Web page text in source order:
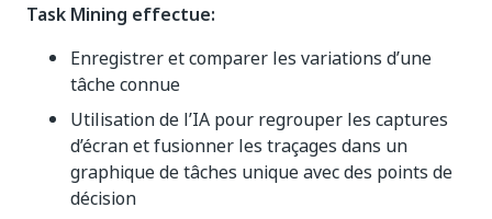
Task Mining effectue:
Enregistrer et comparer les variations d’une
tâche connue
Utilisation de l’IA pour regrouper les captures
d’écran et fusionner les traçages dans un
graphique de tâches unique avec des points de
décision